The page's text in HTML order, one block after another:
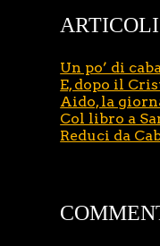
Un po’ di
E, dopo il
Aido, la
Col libro a
Reduci da